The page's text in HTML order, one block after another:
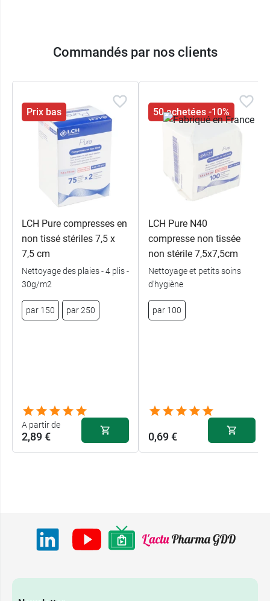
Commandés par nos clients
Prix bas
LCH Pure compresses en
non tissé stériles 7,5 x
7,5 cm
Nettoyage des plaies - 4 plis -
30g/m2
par 150 par 250
A partir de
2,89 €
50 achetées -10%
LCH Pure N40
compresse non tissée
non stérile 7,5x7,5cm
Nettoyage et petits soins
d'hygiène
par 100
0,69 €